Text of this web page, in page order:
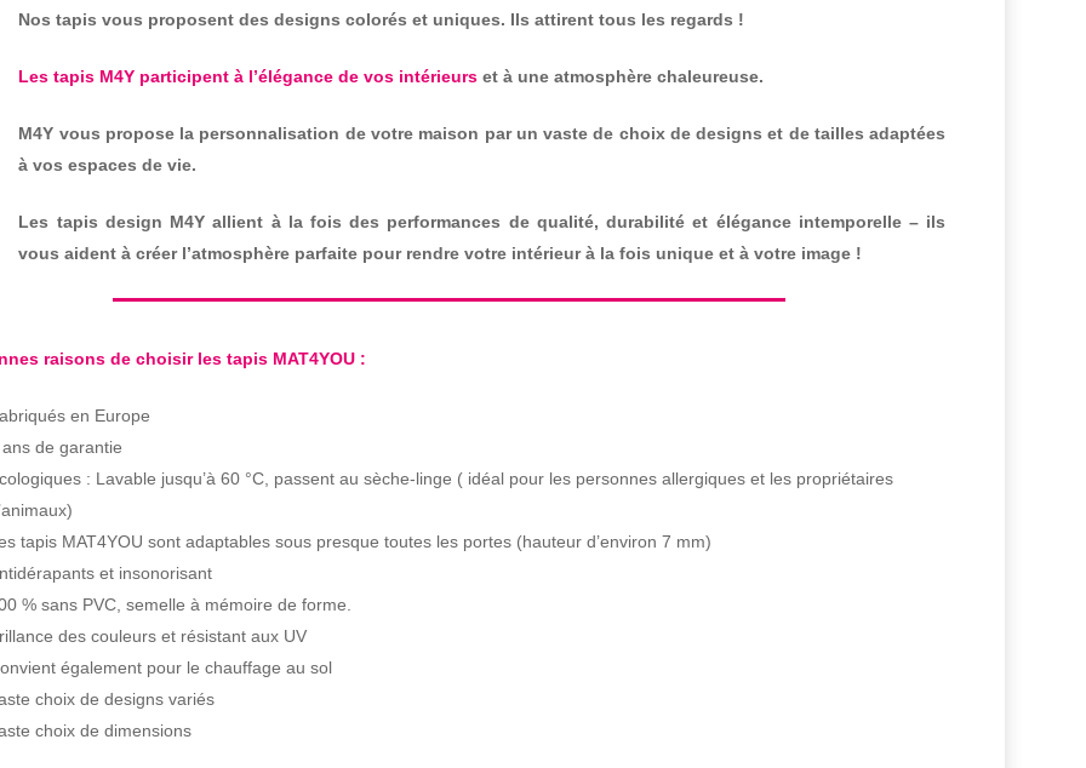
Nos tapis vous proposent des designs colorés et uniques. Ils attirent tous les regards !
Les tapis M4Y participent à l’élégance de vos intérieurs et à une atmosphère chaleureuse.
M4Y vous propose la personnalisation de votre maison par un vaste de choix de designs et de tailles adaptées
à vos espaces de vie.
Les tapis design M4Y allient à la fois des performances de qualité, durabilité et élégance intemporelle – ils
vous aident à créer l’atmosphère parfaite pour rendre votre intérieur à la fois unique et à votre image !
raisons de choisir les tapis MAT4YOU :
en Europe
ans de garantie
: Lavable jusqu’à 60 °C, passent au sèche-linge ( idéal pour les personnes allergiques et les propriétaires
tapis MAT4YOU sont adaptables sous presque toutes les portes (hauteur d’environ 7 mm)
et insonorisant
% sans PVC, semelle à mémoire de forme.
des couleurs et résistant aux UV
également pour le chauffage au sol
choix de designs variés
choix de dimensions